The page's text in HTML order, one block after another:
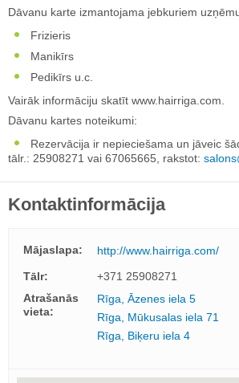
Dāvanu karte izmantojama jebkuriem
Frizieris
Manikīrs
Pedikīrs u.c.
Vairāk informāciju skatīt www.hairriga.com.
Dāvanu kartes noteikumi:
Rezervācija ir nepieciešama un jāveic
tālr.: 25908271 vai 67065665, rakstot:
Kontaktinformācija
Mājaslapa:
http://www.hairriga.com/
Tālr:
+371 25908271
Atrašanās
vieta:
Rīga, Āzenes iela 5
Rīga, Mūkusalas iela 71
Rīga, Biķeru iela 4